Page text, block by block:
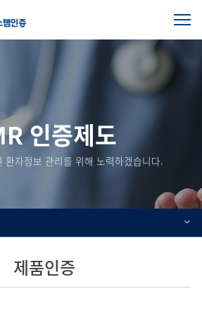
전
체
인증제도
환자정보 관리를 위해 노력하겠습니다.
제품인증